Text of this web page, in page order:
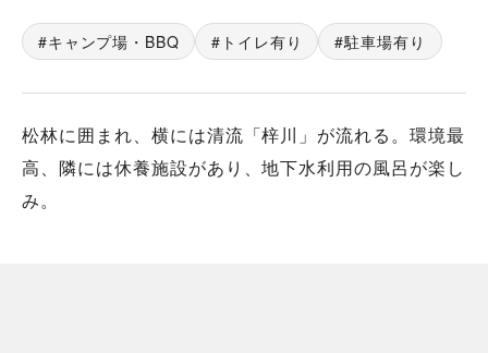
キャンプ場・BBQ トイレ有り 駐車場有り
松林に囲まれ、横には清流「梓川」が流れる。環境最
高、隣には休養施設があり、地下水利用の風呂が楽し
み。